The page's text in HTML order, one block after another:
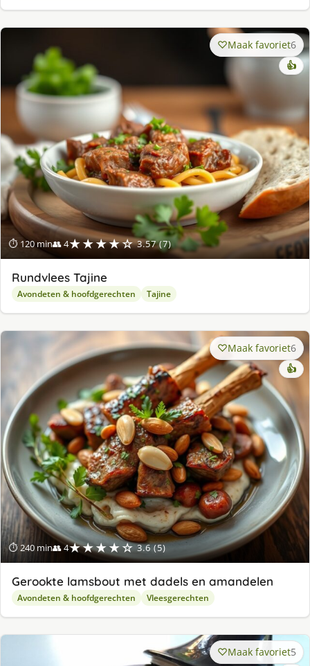
⏱ 120 min👥 4★★★★☆ 3.57 (7)
Maak favoriet6
👍
Rundvlees Tajine
Avondeten & hoofdgerechten Tajine
⏱ 240 min👥 4★★★★☆ 3.6 (5)
Maak favoriet6
👍
Gerookte lamsbout met dadels en amandelen
Avondeten & hoofdgerechten Vleesgerechten
Maak favoriet5